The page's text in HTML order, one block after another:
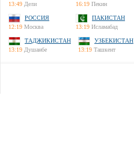
13:49 Дели
16:19 Пекин
РОССИЯ
12:19 Москва
ПАКИСТАН
13:19 Исламабад
ТАДЖИКИСТАН
13:19 Душанбе
УЗБЕКИСТАН
13:19 Ташкент